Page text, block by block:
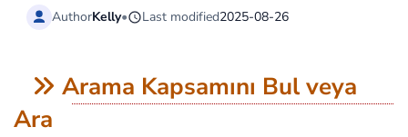
AuthorKelly• Last modified2025-08-26
Arama Kapsamını Bul veya
Ara